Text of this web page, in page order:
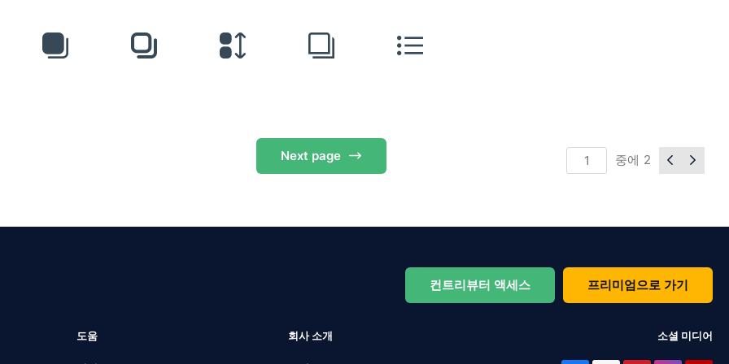
Next page 중에 2
컨트리뷰터 액세스 프리미엄으로 가기
도움 회사 소개 소셜 미디어